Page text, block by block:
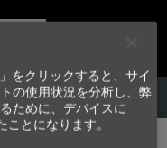
をクリックすると、サイ
の使用状況を分析し、弊
ために、デバイスに
とになります。